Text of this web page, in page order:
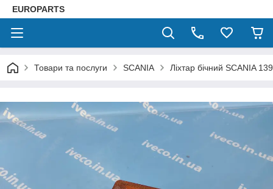
EUROPARTS
Товари та послуги SCANIA Ліхтар бічний SCANIA